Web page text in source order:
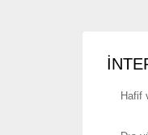
Hafif